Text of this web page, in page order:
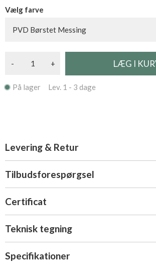
Vælg farve
PVD Børstet Messing
- +
På lager Lev. 1 - 3 dage
Levering & Retur
Tilbudsforespørgsel
Certificat
Teknisk tegning
Specifikationer